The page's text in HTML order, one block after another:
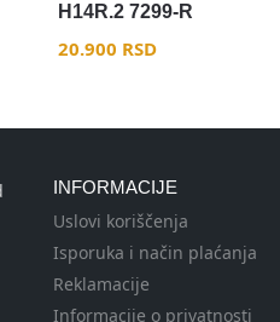
H14R.2 7299-R
20.900 RSD
INFORMACIJE
Uslovi koriščenja
Isporuka i način plaćanja
Reklamacije
Informacije o privatnosti